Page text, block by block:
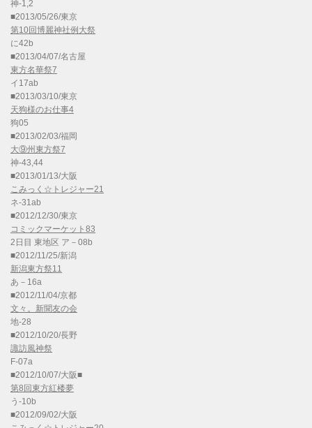
神-1,2
■2013/05/26/東京
第10回博麗神社例大祭
に42b
■2013/04/07/名古屋
東方名華祭7
イ17ab
■2013/03/10/東京
天狗様のお仕事4
狗05
■2013/02/03/福岡
大⑨州東方祭7
神-43,44
■2013/01/13/大阪
こみっく☆トレジャー21
ネ-31ab
■2012/12/30/東京
コミックマーケット83
2日目 東地区 ア－08b
■2012/11/25/新潟
新潟東方祭11
あ－16a
■2012/11/04/京都
文々。新聞友の会
地-28
■2012/10/20/長野
諏訪風神祭
F-07a
■2012/10/07/大阪■
第8回東方紅楼夢
う-10b
■2012/09/02/大阪